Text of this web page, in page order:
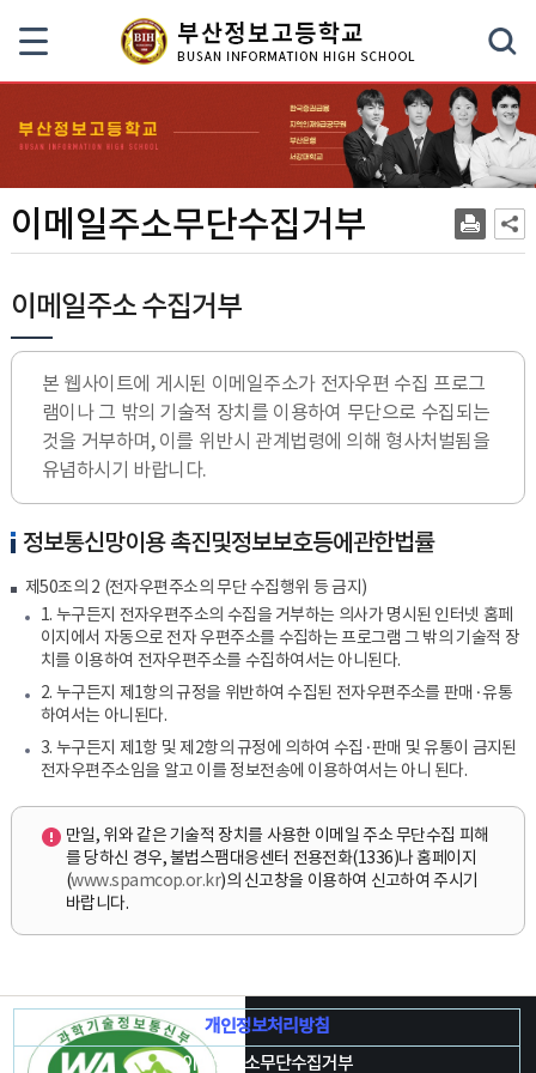
이메일주소무단수집거부
이메일주소 수집거부
본 웹사이트에 게시된 이메일주소가 전자우편 수집 프로그
램이나 그 밖의 기술적 장치를 이용하여 무단으로 수집되는
것을 거부하며, 이를 위반시 관계법령에 의해 형사처벌됨을
유념하시기 바랍니다.
정보통신망이용 촉진및정보보호등에관한법률
제50조의 2 (전자우편주소의 무단 수집행위 등 금지)
1. 누구든지 전자우편주소의 수집을 거부하는 의사가 명시된 인터넷 홈페
이지에서 자동으로 전자 우편주소를 수집하는 프로그램 그 밖의 기술적 장
치를 이용하여 전자우편주소를 수집하여서는 아니된다.
2. 누구든지 제1항의 규정을 위반하여 수집된 전자우편주소를 판매·유통
하여서는 아니된다.
3. 누구든지 제1항 및 제2항의 규정에 의하여 수집·판매 및 유통이 금지된
전자우편주소임을 알고 이를 정보전송에 이용하여서는 아니 된다.
만일, 위와 같은 기술적 장치를 사용한 이메일 주소 무단수집 피해
를 당하신 경우, 불법스팸대응센터 전용전화(1336)나 홈페이지
(www.spamcop.or.kr)의 신고창을 이용하여 신고하여 주시기
바랍니다.
개인정보처리방침
이메일주소무단수집거부